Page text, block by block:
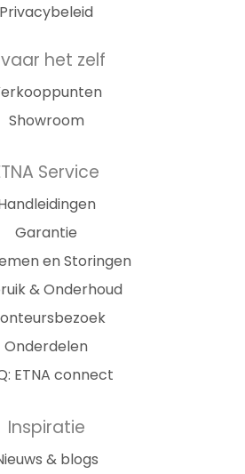
Privacybeleid
het zelf
Showroom
Service
Garantie
en Storingen
& Onderhoud
Onderdelen
ETNA connect
Inspiratie
& blogs